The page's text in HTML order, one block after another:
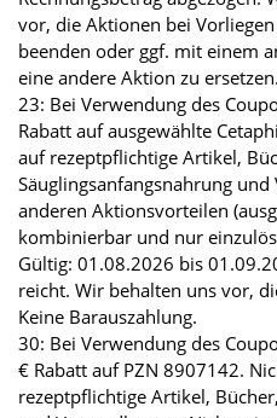
vor, die Aktionen bei
beenden oder ggf. mit einem
eine andere Aktion zu ersetzen.
23: Bei Verwendung des
Rabatt auf ausgewählte
auf rezeptpflichtige Artikel,
Säuglingsanfangsnahrung
anderen Aktionsvorteilen
kombinierbar und nur
Gültig: 01.08.2026 bis
reicht. Wir behalten uns vor,
Keine Barauszahlung.
30: Bei Verwendung des
€ Rabatt auf PZN 8907142.
rezeptpflichtige Artikel,